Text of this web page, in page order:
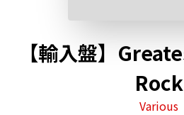
【輸入盤】
Rock
Various